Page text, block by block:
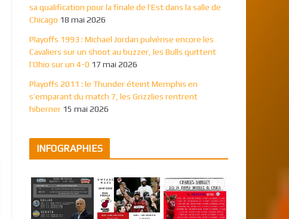
sa qualification pour la finale de l’Est dans la salle de
Chicago 18 mai 2026
Playoffs 1993 : Michael Jordan pulvérise encore les
Cavaliers sur un shoot au buzzer, les Bulls quittent
l’Ohio sur un 4-0 17 mai 2026
Playoffs 2011 : le Thunder éteint Memphis en
s’emparant du match 7, les Grizzlies rentrent
hiberner 15 mai 2026
INFOGRAPHIES